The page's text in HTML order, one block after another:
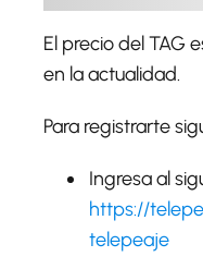
El precio del TAG
en la actualidad.
Para registrarte
Ingresa al
https://
telepeaje